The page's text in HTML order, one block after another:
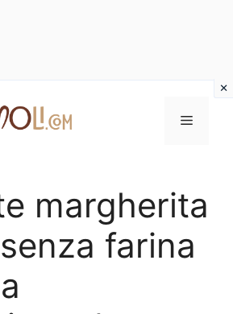
Menu
margherita
farina